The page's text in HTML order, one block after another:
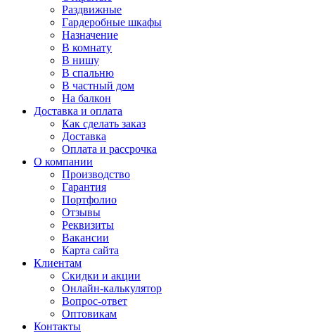
Раздвижные
Гардеробные шкафы
Назначение
В комнату
В нишу
В спальню
В частный дом
На балкон
Доставка и оплата
Как сделать заказ
Доставка
Оплата и рассрочка
О компании
Производство
Гарантия
Портфолио
Отзывы
Реквизиты
Вакансии
Карта сайта
Клиентам
Скидки и акции
Онлайн-калькулятор
Вопрос-ответ
Оптовикам
Контакты